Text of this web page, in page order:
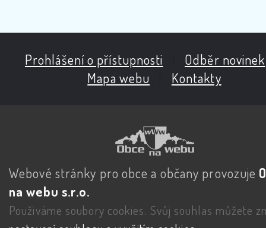
Prohlášení o přístupnosti Odběr novinek
Mapa webu
Kontakty
Webové stránky pro obce a občany provozuje
na webu s.r.o.
Používáme soubory cookies. Svůj souhlas můžete